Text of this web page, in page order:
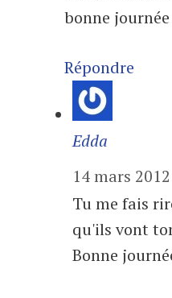
bonne journée
Répondre
Edda
14 mars
Tu me fais
qu'ils vont
Bonne